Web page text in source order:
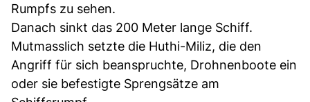
Rumpfs zu sehen.
Danach sinkt das 200 Meter lange Schiff.
Mutmasslich setzte die Huthi-Miliz, die den
Angriff für sich beanspruchte, Drohnenboote ein
oder sie befestigte Sprengsätze am